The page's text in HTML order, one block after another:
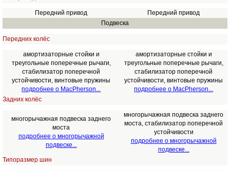
Передний привод
Передний привод
Подвеска
Передних колёс
амортизаторные стойки и
треугольные поперечные рычаги,
стабилизатор поперечной
устойчивости, винтовые пружины
подробнее о MacPherson...
амортизаторные стойки и
треугольные поперечные рычаги,
стабилизатор поперечной
устойчивости, винтовые пружины
подробнее о MacPherson...
Задних колёс
многорычажная подвеска заднего
моста
подробнее о многорычажной
подвеске...
многорычажная подвеска заднего
моста, стабилизатор поперечной
устойчивости
подробнее о многорычажной
подвеске...
Типоразмер шин